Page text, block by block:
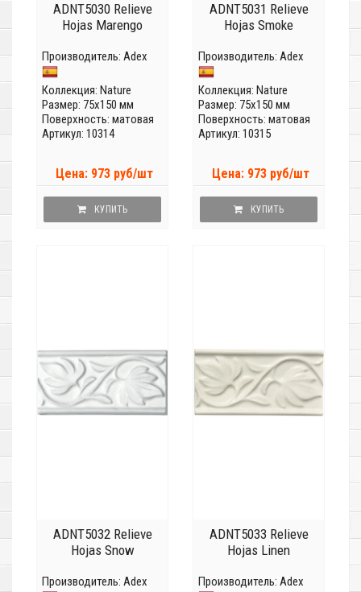
ADNT5030 Relieve
Hojas Marengo
Производитель: Adex
Коллекция: Nature
Размер: 75x150 мм
Поверхность: матовая
Артикул: 10314
Цена: 973 руб/шт
КУПИТЬ
ADNT5031 Relieve
Hojas Smoke
Производитель: Adex
Коллекция: Nature
Размер: 75x150 мм
Поверхность: матовая
Артикул: 10315
Цена: 973 руб/шт
КУПИТЬ
ADNT5032 Relieve
Hojas Snow
Производитель: Adex
ADNT5033 Relieve
Hojas Linen
Производитель: Adex